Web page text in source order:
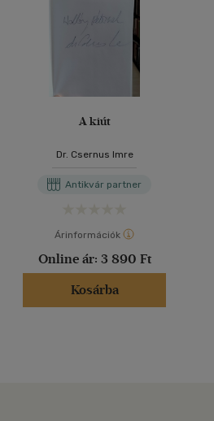
A kiút
Dr. Csernus Imre
Antikvár partner
Árinformációk
Online ár: 3 890 Ft
Kosárba